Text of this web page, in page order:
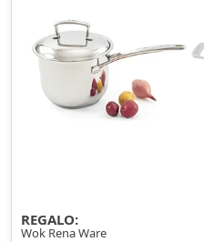
REGALO:
Wok Rena Ware